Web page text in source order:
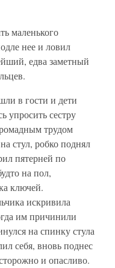
маленького
нее и ловил
едва заметный
в гости и дети
упросить сестру
трудом
стул, робко поднял
пятерней по
на пол,
ключей.
искривила
им причинили
на спинку стула
себя, вновь поднес
и опасливо.